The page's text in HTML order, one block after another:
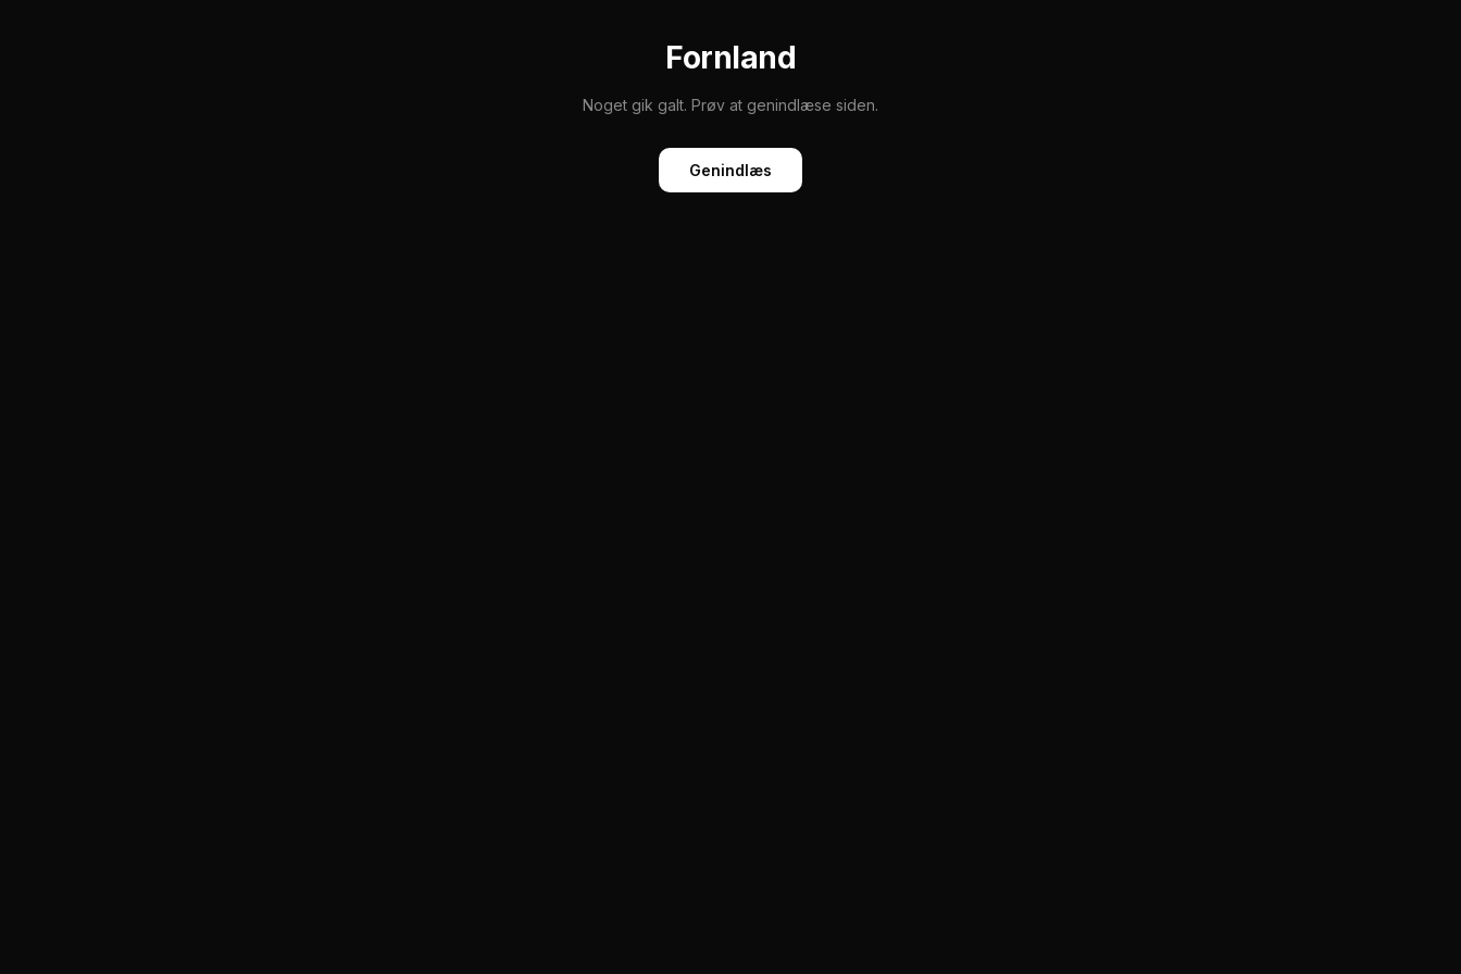
Fornland
Noget gik galt. Prøv at genindlæse siden.
Genindlæs